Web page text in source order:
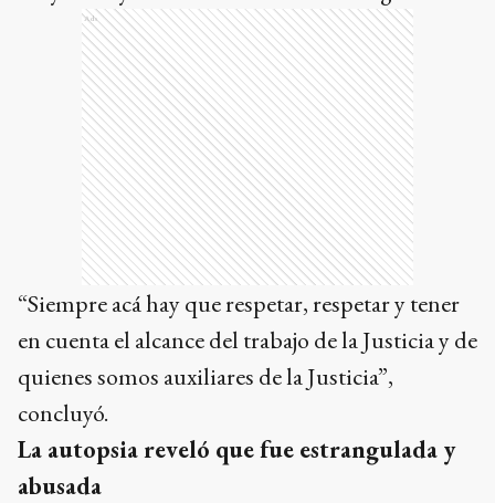
Ads
“Siempre acá hay que respetar, respetar y tener
en cuenta el alcance del trabajo de la Justicia y de
quienes somos auxiliares de la Justicia”,
concluyó.
La autopsia reveló que fue estrangulada y
abusada